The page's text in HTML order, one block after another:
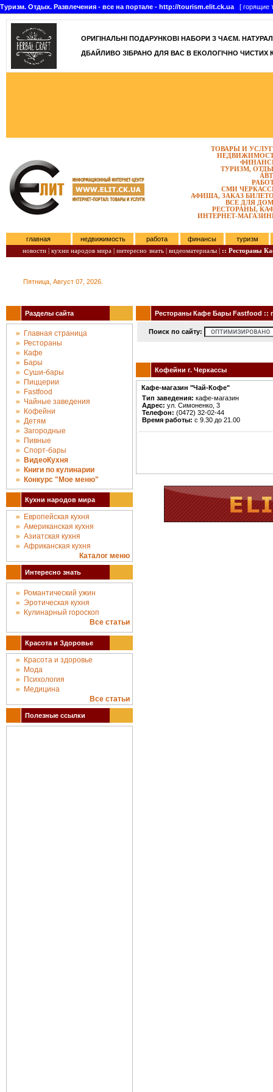
Туризм. Отдых. Развлечения - все на портале - http://tourism.elit.ck.ua [ горящие
ОРИГІНАЛЬНІ ПОДАРУНКОВІ НАБОРИ З ЧАЄМ.
ДБАЙЛИВО ЗІБРАНО ДЛЯ ВАС В ЕКОЛОГІЧНО ЧИСТИХ
ТОВАРЫ И
ТУРИЗМ,
СМИ
АФИША, ЗАКАЗ
ВСЕ ДЛЯ
РЕСТОРАНЫ,
ИНТЕРНЕТ-
главная недвижимость работа финансы
туризм
новости | кухни народов мира | интересно знать | видеоматериалы | :: Рестораны
Пятница, Август 07, 2026.
Разделы сайта
Главная страница
Рестораны
Кафе
Бары
Суши-бары
Пиццерии
Fastfood
Чайные заведения
Кофейни
Детям
Загородные
Пивные
Спорт-бары
ВидеоКухня
Книги по кулинарии
Конкурc "Мое меню"
Кухни народов мира
Европейская кухня
Американская кухня
Азиатская кухня
Африканская кухня
Каталог меню
Интересно знать
Романтический ужин
Эротическая кухня
Кулинарный гороскоп
Все статьи
Красота и Здоровье
Красота и здоровье
Мода
Психология
Медицина
Все статьи
Полезные ссылки
Рестораны Кафе Бары Fastfood ::
Поиск по сайту:
Кофейни г. Черкассы
Кафе-магазин "Чай-Кофе"
Тип заведения: кафе-магазин
Адрес: ул. Симоненко, 3
Телефон: (0472) 32-02-44
Время работы: с 9.30 до 21.00